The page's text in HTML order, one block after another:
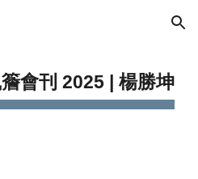
Skip to navigation
會刊 2025 | 楊勝坤